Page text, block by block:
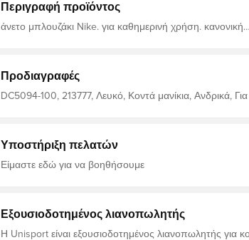
Περιγραφή προϊόντος
άνετο μπλουζάκι Nike. για καθημερινή χρήση. κανονική
Προδιαγραφές
DC5094-100, 213777, Λευκό, Κοντά μανίκια, Ανδρικά, Για
Υποστήριξη πελατών
Είμαστε εδώ για να βοηθήσουμε
Εξουσιοδοτημένος λιανοπωλητής
Η Unisport είναι εξουσιοδοτημένος λιανοπωλητής για